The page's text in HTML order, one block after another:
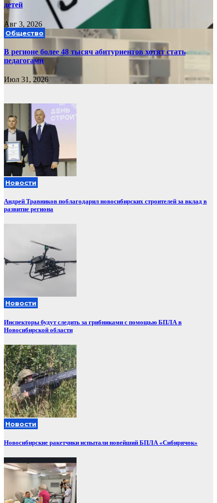
детей
Авг 3, 2026
Общество
В регионе более 48 тысяч абитуриентов хотят стать
педагогами
Июл 31, 2026
Новости
Андрей Травников поблагодарил новосибирских строителей за вклад в
развитие региона
Новости
Инспекторы будут следить за грибниками с помощью БПЛА в
Новосибирской области
Новости
Новосибирские ракетчики испытали новейший БПЛА «Сибирячок»